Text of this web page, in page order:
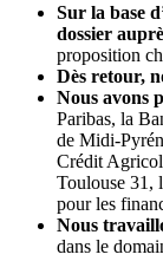
Sur la base
dossier
proposition
Dès retour,
Nous avons
Paribas, la
de Midi-
Crédit
Toulouse 31,
pour les
Nous
dans le